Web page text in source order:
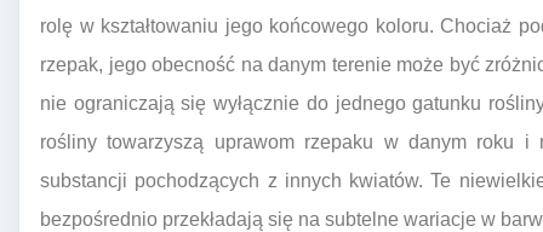
rolę w kształtowaniu jego końcowego koloru. Chociaż
rzepak, jego obecność na danym terenie może być
nie ograniczają się wyłącznie do jednego gatunku
rośliny towarzyszą uprawom rzepaku w danym roku i
substancji pochodzących z innych kwiatów. Te
bezpośrednio przekładają się na subtelne wariacje w